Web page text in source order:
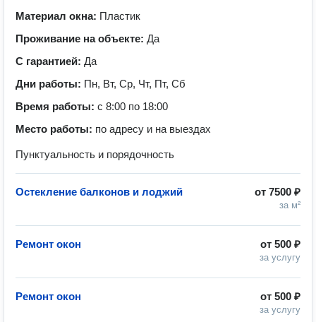
Материал окна: Пластик
Проживание на объекте: Да
С гарантией: Да
Дни работы: Пн, Вт, Ср, Чт, Пт, Сб
Время работы: с 8:00 по 18:00
Место работы: по адресу и на выездах
Пунктуальность и порядочность
от 7500 ₽
за м²
Остекление балконов и лоджий
от 500 ₽
за услугу
Ремонт окон
от 500 ₽
за услугу
Ремонт окон